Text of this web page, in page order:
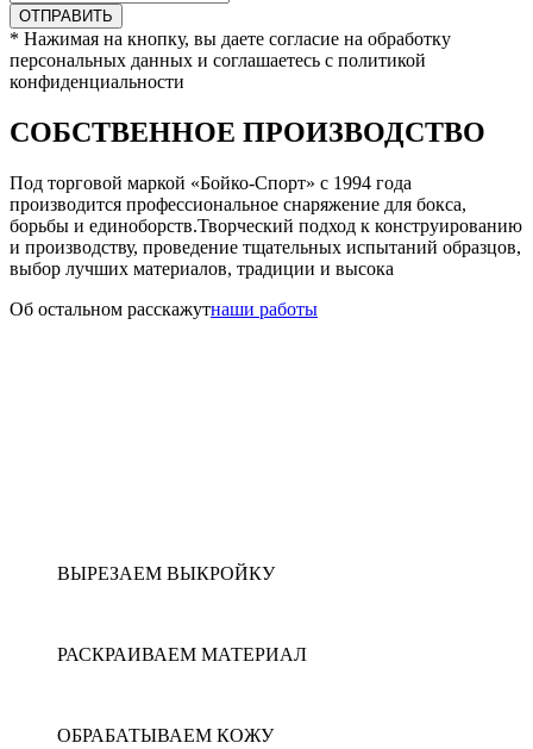
ОТПРАВИТЬ
* Нажимая на кнопку, вы даете согласие на обработку
персональных данных и соглашаетесь с политикой
конфиденциальности
СОБСТВЕННОЕ ПРОИЗВОДСТВО
Под торговой маркой «Бойко-Спорт» с 1994 года
производится профессиональное снаряжение для бокса,
борьбы и единоборств.Творческий подход к конструированию
и производству, проведение тщательных испытаний образцов,
выбор лучших материалов, традиции и высока
Об остальном расскажутнаши работы
ВЫРЕЗАЕМ ВЫКРОЙКУ
РАСКРАИВАЕМ МАТЕРИАЛ
ОБРАБАТЫВАЕМ КОЖУ